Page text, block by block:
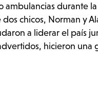
ambulancias durante
chicos, Norman y
a liderar el país
hicieron una